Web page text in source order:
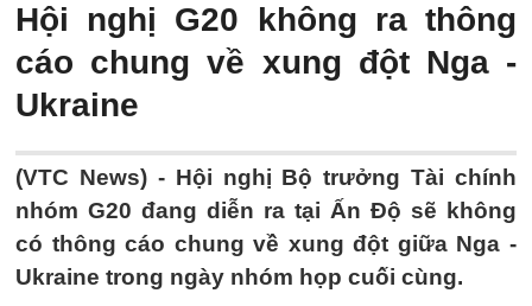
Hội nghị G20 không ra thông
cáo chung về xung đột Nga -
Ukraine
(VTC News) - Hội nghị Bộ trưởng Tài chính
nhóm G20 đang diễn ra tại Ấn Độ sẽ không
có thông cáo chung về xung đột giữa Nga -
Ukraine trong ngày nhóm họp cuối cùng.